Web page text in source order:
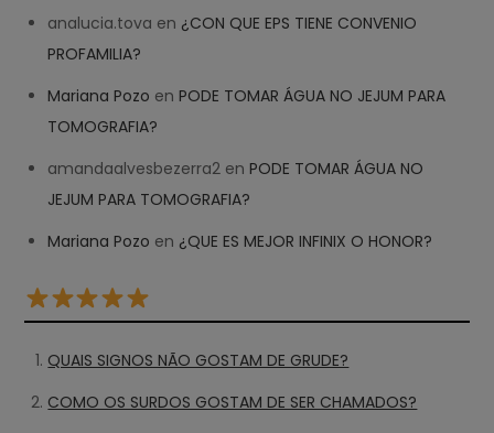
analucia.tova en ¿CON QUE EPS TIENE CONVENIO
PROFAMILIA?
Mariana Pozo enPODE TOMAR ÁGUA NO JEJUM PARA
TOMOGRAFIA?
amandaalvesbezerra2 enPODE TOMAR ÁGUA NO
JEJUM PARA TOMOGRAFIA?
Mariana Pozo en ¿QUE ES MEJOR INFINIX O HONOR?
QUAIS SIGNOS NÃO GOSTAM DE GRUDE?
COMO OS SURDOS GOSTAM DE SER CHAMADOS?